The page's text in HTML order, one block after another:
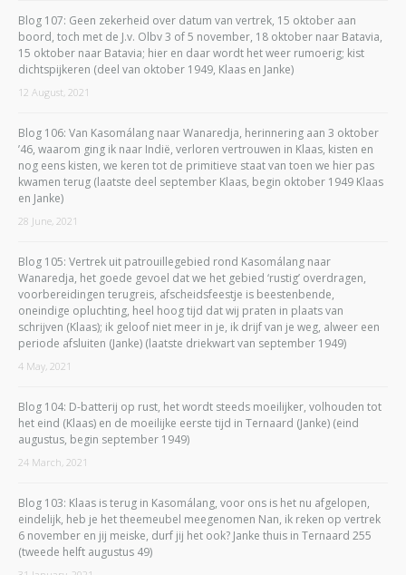
Blog 107: Geen zekerheid over datum van vertrek, 15 oktober aan
boord, toch met de J.v. Olbv 3 of 5 november, 18 oktober naar Batavia,
15 oktober naar Batavia; hier en daar wordt het weer rumoerig; kist
dichtspijkeren (deel van oktober 1949, Klaas en Janke)
12 August, 2021
Blog 106: Van Kasomálang naar Wanaredja, herinnering aan 3 oktober
’46, waarom ging ik naar Indië, verloren vertrouwen in Klaas, kisten en
nog eens kisten, we keren tot de primitieve staat van toen we hier pas
kwamen terug (laatste deel september Klaas, begin oktober 1949 Klaas
en Janke)
28 June, 2021
Blog 105: Vertrek uit patrouillegebied rond Kasomálang naar
Wanaredja, het goede gevoel dat we het gebied ‘rustig’ overdragen,
voorbereidingen terugreis, afscheidsfeestje is beestenbende,
oneindige opluchting, heel hoog tijd dat wij praten in plaats van
schrijven (Klaas); ik geloof niet meer in je, ik drijf van je weg, alweer een
periode afsluiten (Janke) (laatste driekwart van september 1949)
4 May, 2021
Blog 104: D-batterij op rust, het wordt steeds moeilijker, volhouden tot
het eind (Klaas) en de moeilijke eerste tijd in Ternaard (Janke) (eind
augustus, begin september 1949)
24 March, 2021
Blog 103: Klaas is terug in Kasomálang, voor ons is het nu afgelopen,
eindelijk, heb je het theemeubel meegenomen Nan, ik reken op vertrek
6 november en jij meiske, durf jij het ook? Janke thuis in Ternaard 255
(tweede helft augustus 49)